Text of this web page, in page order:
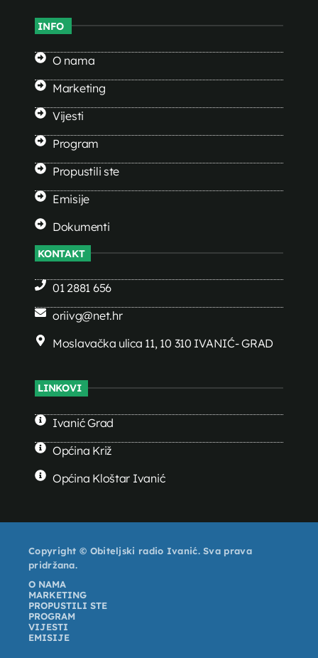
INFO
O nama
Marketing
Vijesti
Program
Propustili ste
Emisije
Dokumenti
KONTAKT
01 2881 656
oriivg@net.hr
Moslavačka ulica 11, 10 310 IVANIĆ- GRAD
LINKOVI
Ivanić Grad
Općina Križ
Općina Kloštar Ivanić
Copyright © Obiteljski radio Ivanić. Sva prava
pridržana.
O NAMA
MARKETING
PROPUSTILI STE
PROGRAM
VIJESTI
EMISIJE